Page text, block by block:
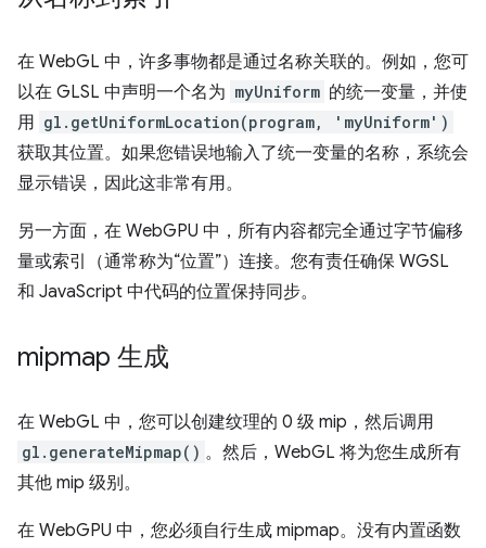
在 WebGL 中，许多事物都是通过名称关联的。例如，您可
以在 GLSL 中声明一个名为 myUniform 的统一变量，并使
用 gl.getUniformLocation(program, 'myUniform')
获取其位置。如果您错误地输入了统一变量的名称，系统会
显示错误，因此这非常有用。
另一方面，在 WebGPU 中，所有内容都完全通过字节偏移
量或索引（通常称为“位置”）连接。 您有责任确保 WGSL
和 JavaScript 中代码的位置保持同步。
mipmap 生成
在 WebGL 中，您可以创建纹理的 0 级 mip，然后调用
gl.generateMipmap() 。然后，WebGL 将为您生成所有
其他 mip 级别。
在 WebGPU 中，您必须自行生成 mipmap。没有内置函数